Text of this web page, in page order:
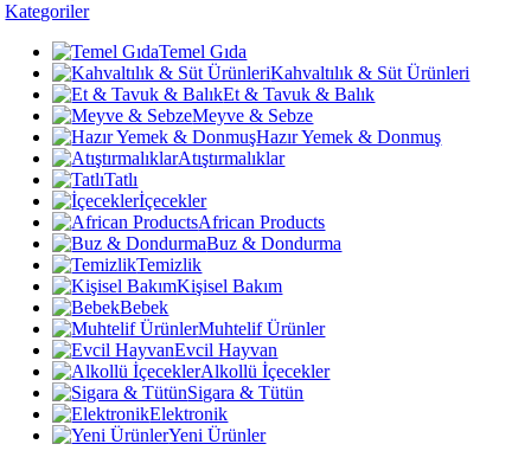
Kategoriler
Temel Gıda
Kahvaltılık & Süt Ürünleri
Et & Tavuk & Balık
Meyve & Sebze
Hazır Yemek & Donmuş
Atıştırmalıklar
Tatlı
İçecekler
African Products
Buz & Dondurma
Temizlik
Kişisel Bakım
Bebek
Muhtelif Ürünler
Evcil Hayvan
Alkollü İçecekler
Sigara & Tütün
Elektronik
Yeni Ürünler